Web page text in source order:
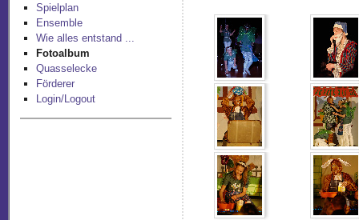
Spielplan
Ensemble
Wie alles entstand ...
Fotoalbum
Quasselecke
Förderer
Login/Logout